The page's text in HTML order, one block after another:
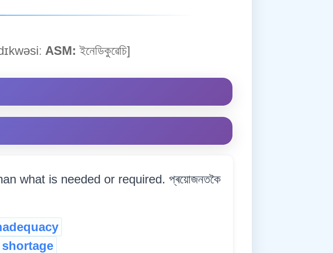
ASM: ইনেডিকুৱেচি]
what is needed or required. প্ৰয়োজনতকৈ
shortage